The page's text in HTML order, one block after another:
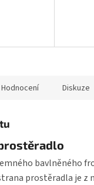
Hodnocení Diskuze
bavlněného
prostěradla je z